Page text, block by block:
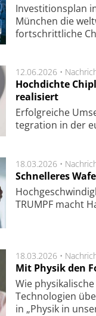
Inves­ti­tions­plan
Mün­chen die
fort­schritt­li­che
12.06.2026 •
Hochdichte
realisiert
Er­folg­rei­che
te­gra­tion in der
18.03.2026 •
Schnelleres
TRUMPF macht
18.03.2026 •
Mit Physik den
Wie
Technologien
in „Physik in